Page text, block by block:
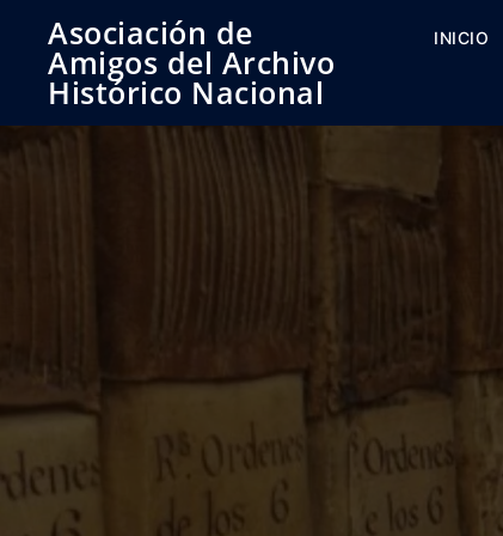
contenido
Asociación de
Amigos del Archivo
Histórico Nacional
INICIO